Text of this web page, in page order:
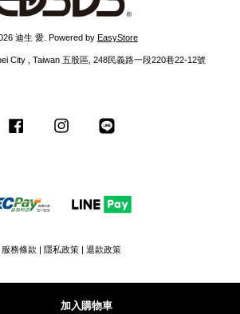
加入購物車
迪生 愛. Powered by EasyStore
City , Taiwan 五股區, 248民義路一段220巷22-12號
Facebook Instagram
服務條款 | 隱私政策 | 退款政策